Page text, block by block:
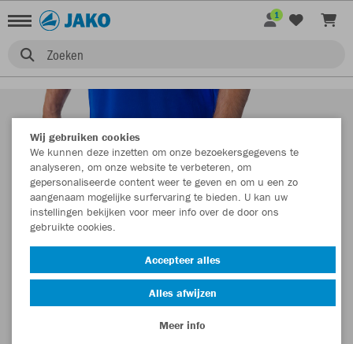
Zoeken
1
Wij gebruiken cookies
We kunnen deze inzetten om onze bezoekersgegevens te
analyseren, om onze website te verbeteren, om
gepersonaliseerde content weer te geven en om u een zo
aangenaam mogelijke surfervaring te bieden. U kan uw
instellingen bekijken voor meer info over de door ons
gebruikte cookies.
Accepteer alles
Alles afwijzen
Meer info